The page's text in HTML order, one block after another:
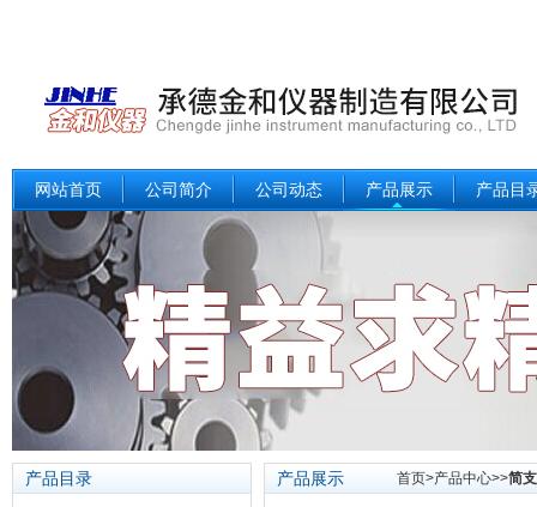
网站首页 公司简介 公司动态 产品展示 产品目
产品目录 产品展示 首页>产品中心>>简